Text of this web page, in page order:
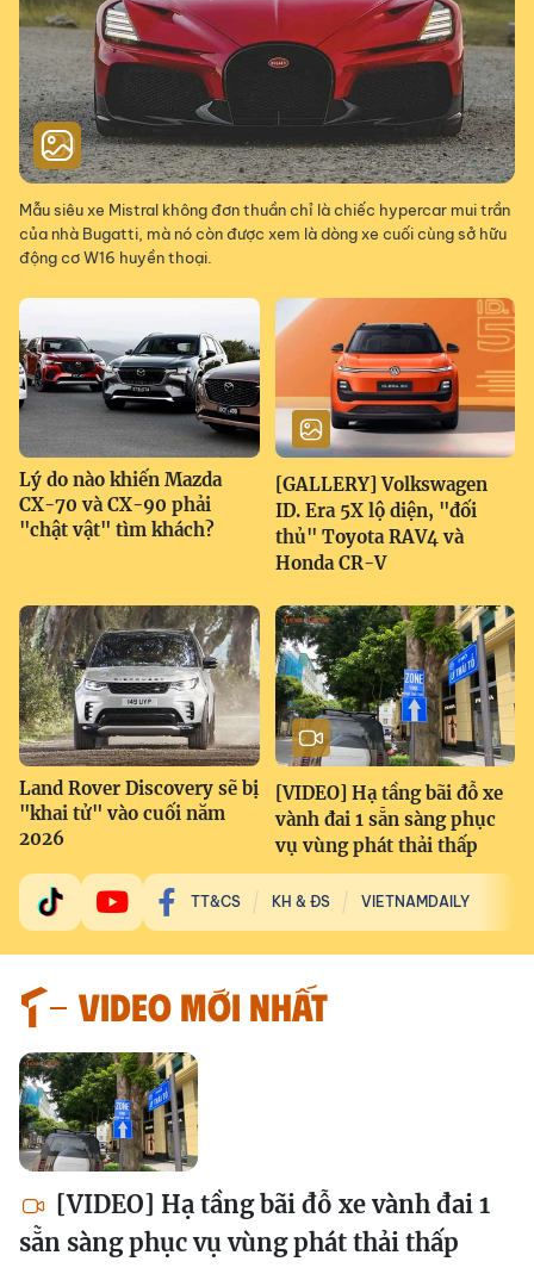
Mẫu siêu xe Mistral không đơn thuần chỉ là chiếc hypercar mui trần
của nhà Bugatti, mà nó còn được xem là dòng xe cuối cùng sở hữu
động cơ W16 huyền thoại.
Lý do nào khiến Mazda
CX-70 và CX-90 phải
"chật vật" tìm khách?
[GALLERY] Volkswagen
ID. Era 5X lộ diện, "đối
thủ" Toyota RAV4 và
Honda CR-V
Land Rover Discovery sẽ bị
"khai tử" vào cuối năm
2026
[VIDEO] Hạ tầng bãi đỗ xe
vành đai 1 sẵn sàng phục
vụ vùng phát thải thấp
TT&CS KH & ĐS VIETNAMDAILY
VIDEO MỚI NHẤT
[VIDEO] Hạ tầng bãi đỗ xe vành đai 1
sẵn sàng phục vụ vùng phát thải thấp